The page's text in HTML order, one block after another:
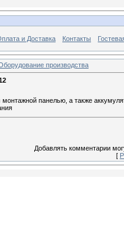
и Доставка Контакты
производства
монтажной панелью, а также
Добавлять комментарии
[